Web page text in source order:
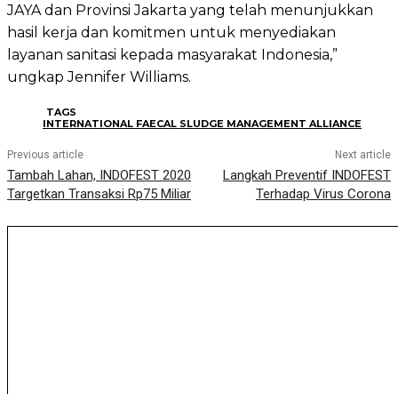
JAYA dan Provinsi Jakarta yang telah menunjukkan
hasil kerja dan komitmen untuk menyediakan
layanan sanitasi kepada masyarakat Indonesia,”
ungkap Jennifer Williams.
TAGS
INTERNATIONAL FAECAL SLUDGE MANAGEMENT ALLIANCE
Previous article
Tambah Lahan, INDOFEST 2020
Targetkan Transaksi Rp75 Miliar
Next article
Langkah Preventif INDOFEST
Terhadap Virus Corona